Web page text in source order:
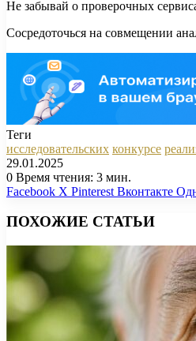
Не забывай о проверочных
Сосредоточься на совмещении
Теги
исследовательских конкурсе
29.01.2025
0 Время чтения: 3 мин.
Facebook X Pinterest Вконтакте
ПОХОЖИЕ СТАТЬИ